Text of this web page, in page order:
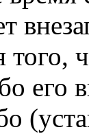
того,
его